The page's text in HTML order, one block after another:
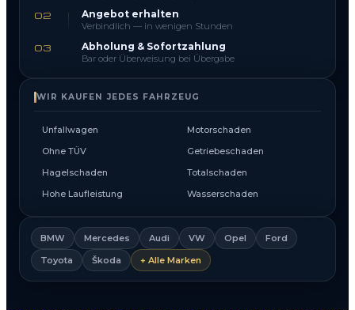
02 Angebot erhalten
Verbindlich — in wenigen Stunden
03 Abholung & Sofortzahlung
Bar oder Überweisung bei Übergabe
WIR KAUFEN JEDES FAHRZEUG
Unfallwagen
Motorschaden
Ohne TÜV
Getriebeschaden
Hagelschaden
Totalschaden
Hohe Laufleistung
Wasserschaden
BMW Mercedes Audi VW Opel
Ford
Toyota
Škoda + Alle Marken